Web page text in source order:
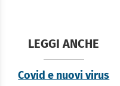
LEGGI ANCHE
Covid e nuovi virus